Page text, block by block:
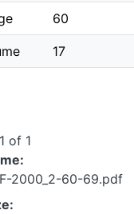
60
17
of 1
2000_2-60-69.pdf